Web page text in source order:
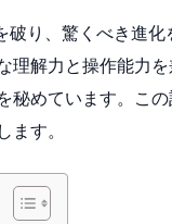
り、驚くべき進化
理解力と操作能力
めています。この
す。